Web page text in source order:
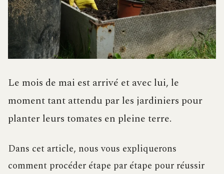
Le mois de mai est arrivé et avec lui, le
moment tant attendu par les jardiniers pour
planter leurs tomates en pleine terre.
Dans cet article, nous vous expliquerons
comment procéder étape par étape pour réussir